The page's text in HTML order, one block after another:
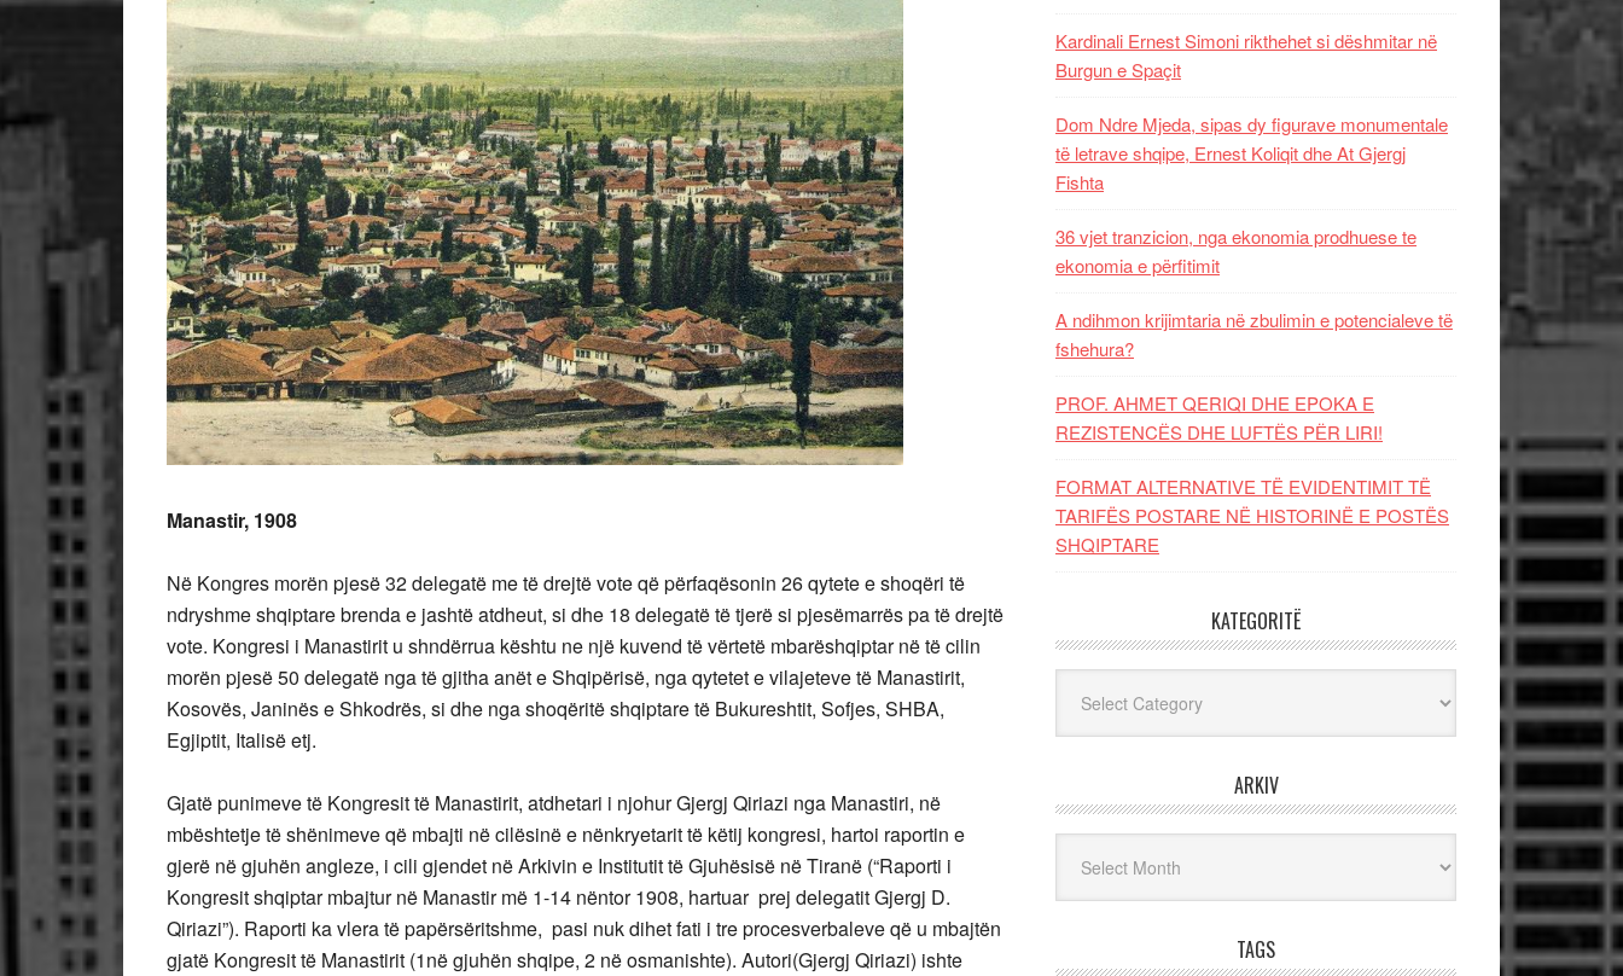
Manastir, 1908
Në Kongres morën pjesë 32 delegatë me të drejtë vote që përfaqësonin 26 qytete e shoqëri të
ndryshme shqiptare brenda e jashtë atdheut, si dhe 18 delegatë të tjerë si pjesëmarrës pa të drejtë
vote. Kongresi i Manastirit u shndërrua kështu ne një kuvend të vërtetë mbarëshqiptar në të cilin
morën pjesë 50 delegatë nga të gjitha anët e Shqipërisë, nga qytetet e vilajeteve të Manastirit,
Kosovës, Janinës e Shkodrës, si dhe nga shoqëritë shqiptare të Bukureshtit, Sofjes, SHBA,
Egjiptit, Italisë etj.
Gjatë punimeve të Kongresit të Manastirit, atdhetari i njohur Gjergj Qiriazi nga Manastiri, në
mbështetje të shënimeve që mbajti në cilësinë e nënkryetarit të këtij kongresi, hartoi raportin e
gjerë në gjuhën angleze, i cili gjendet në Arkivin e Institutit të Gjuhësisë në Tiranë (“Raporti i
Kongresit shqiptar mbajtur në Manastir më 1-14 nëntor 1908, hartuar prej delegatit Gjergj D.
Qiriazi”). Raporti ka vlera të papërsëritshme, pasi nuk dihet fati i tre procesverbaleve që u mbajtën
gjatë Kongresit të Manastirit (1në gjuhën shqipe, 2 në osmanishte). Autori(Gjergj Qiriazi) ishte
Kardinali Ernest Simoni rikthehet si dëshmitar në
Burgun e Spaçit
Dom Ndre Mjeda, sipas dy figurave monumentale
të letrave shqipe, Ernest Koliqit dhe At Gjergj
Fishta
36 vjet tranzicion, nga ekonomia prodhuese te
ekonomia e përfitimit
A ndihmon krijimtaria në zbulimin e potencialeve të
fshehura?
PROF. AHMET QERIQI DHE EPOKA E
REZISTENCЁS DHE LUFTЁS PЁR LIRI!
FORMAT ALTERNATIVE TË EVIDENTIMIT TË
TARIFËS POSTARE NË HISTORINË E POSTËS
SHQIPTARE
KATEGORITË
ARKIV
TAGS